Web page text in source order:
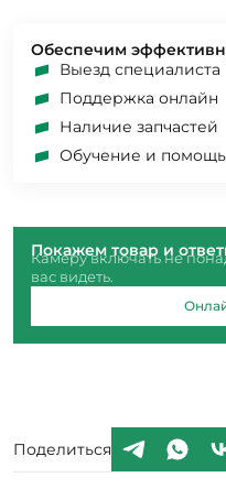
Обеспечим
Выезд специалиста
Поддержка онлайн
Наличие запчастей
Обучение и помощь
Покажем товар и
Камеру включать не
вас видеть.
Поделиться